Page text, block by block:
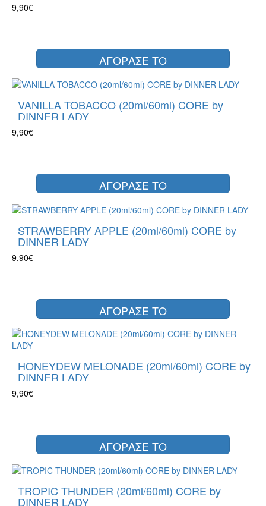
9,90€
ΑΓΟΡΑΣΕ ΤΟ
VANILLA TOBACCO (20ml/60ml) CORE by
DINNER LADY
9,90€
ΑΓΟΡΑΣΕ ΤΟ
STRAWBERRY APPLE (20ml/60ml) CORE by
DINNER LADY
9,90€
ΑΓΟΡΑΣΕ ΤΟ
HONEYDEW MELONADE (20ml/60ml) CORE by
DINNER LADY
9,90€
ΑΓΟΡΑΣΕ ΤΟ
TROPIC THUNDER (20ml/60ml) CORE by
DINNER LADY